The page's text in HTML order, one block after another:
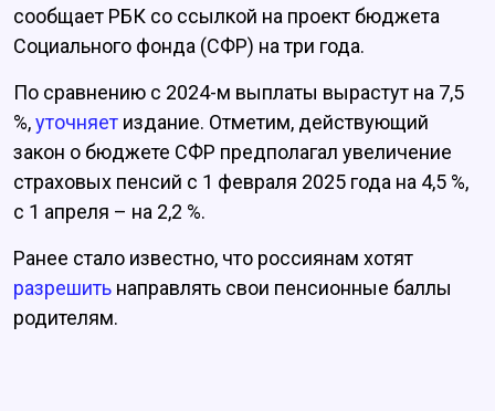
сообщает РБК со ссылкой на проект бюджета
Социального фонда (СФР) на три года.
По сравнению с 2024-м выплаты вырастут на 7,5
%,уточняет издание. Отметим, действующий
закон о бюджете СФР предполагал увеличение
страховых пенсий с 1 февраля 2025 года на 4,5 %,
с 1 апреля – на 2,2 %.
Ранее стало известно, что россиянам хотят
разрешить направлять свои пенсионные баллы
родителям.